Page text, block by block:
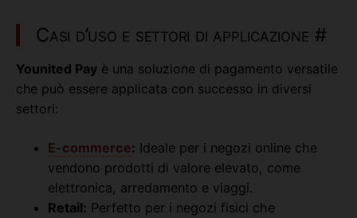
Casi d’uso e settori di applicazione #
Younited Pay è una soluzione di pagamento versatile
che può essere applicata con successo in diversi
settori:
E-commerce: Ideale per i negozi online che
vendono prodotti di valore elevato, come
elettronica, arredamento e viaggi.
Retail: Perfetto per i negozi fisici che